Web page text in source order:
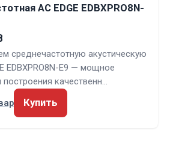
АС EDGE EDBXPRO8N-
среднечастотную акустическую
EDBXPRO8N-E9 — мощное
качественн…
Купить